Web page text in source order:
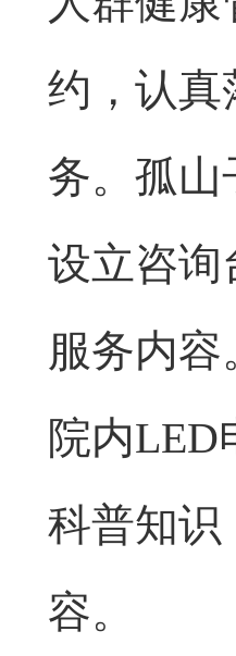
约，认真
务。孤山
设立咨询
服务内
院内
科普知识
容。